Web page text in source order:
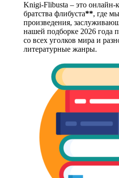
Knigi-Flibusta – это онлайн-
братства флибуста**, где
произведения,
нашей подборке 2026 года
со всех уголков мира и
литературные жанры.